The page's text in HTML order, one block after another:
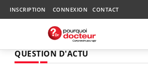
INSCRIPTION CONNEXION CONTACT
QUESTION D'ACTU